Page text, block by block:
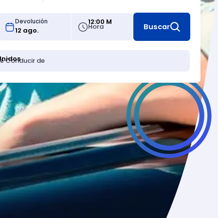
Devolución
Hora
12:00 M
Buscar
Conducir de